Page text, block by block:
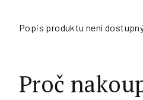
Popis produktu není
Proč